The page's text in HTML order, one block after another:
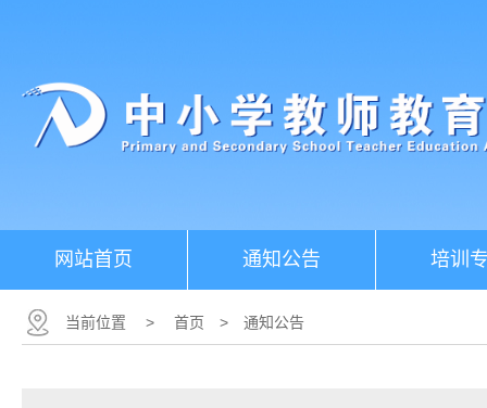
网站首页 通知公告 培训
当前位置 > 首页 > 通知公告